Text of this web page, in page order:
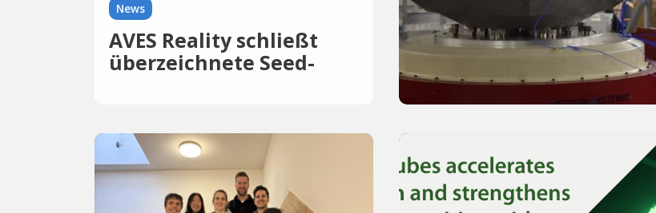
News
AVES Reality schließt
überzeichnete Seed-